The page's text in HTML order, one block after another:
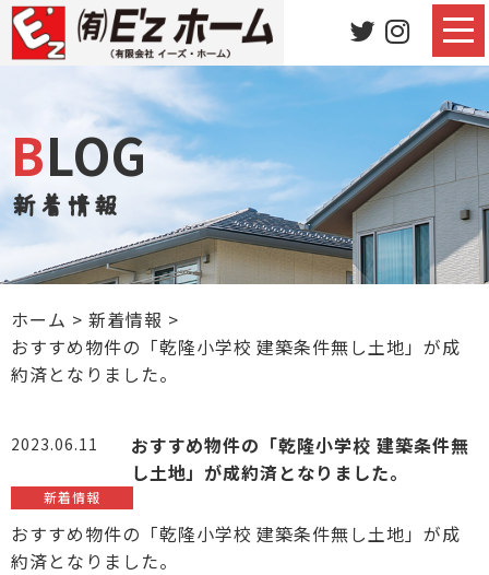
BLOG
新着情報
ホーム > 新着情報 >
おすすめ物件の「乾隆小学校 建築条件無し土地」が成
約済となりました。
2023.06.11
おすすめ物件の「乾隆小学校 建築条件無
し土地」が成約済となりました。
新着情報
おすすめ物件の「乾隆小学校 建築条件無し土地」が成
約済となりました。